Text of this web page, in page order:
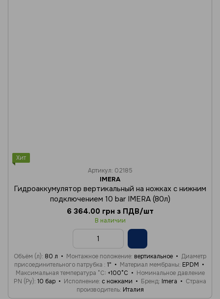
Хит
Артикул: 02185
IMERA
Гидроаккумулятор вертикальный на ножках с нижним
подключением 10 bar IMERA (80л)
6 364.00 грн з ПДВ/шт
В наличии
Объём (л) 80 л Монтажное положение вертикальное
Диаметр
присоединительного патрубка
1" Материал мембраны EPDM
Максимальная температура °C +100°C
Номинальное давление
PN (Ру) 10 бар Исполнение с ножками Бренд Imera
Страна
производитель Италия